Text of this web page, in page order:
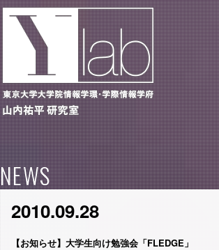
NEWS
2010.09.28
【お知らせ】大学生向け勉強会「FLEDGE」